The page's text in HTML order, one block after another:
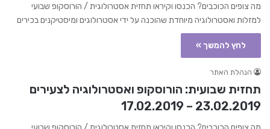
מה צופים הכוכבים? הכנסו וקיראו תחזית אסטרולוגית / הורוסקופ שבועי
למזלות ואסטרולוגיה מיוחדת שהוכנה על ידי אסטרולוגים ומיסטיקנים בכירים
לחץ להמשך »
הנהלת האתר
תחזית שבועית: הורוסקופ ואסטרולוגיה לצעירים
23.02.2019 – 17.02.2019